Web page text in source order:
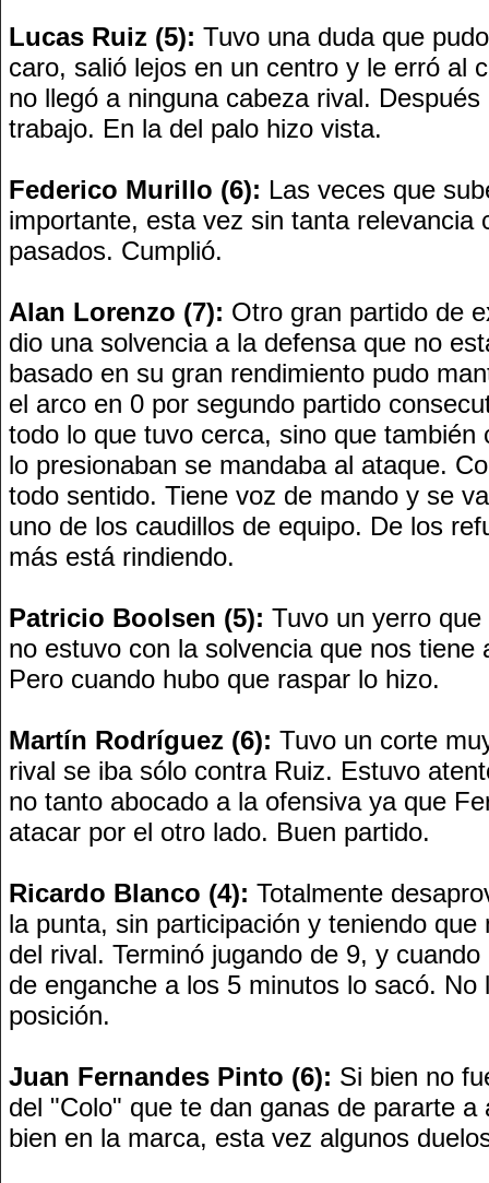
Lucas Ruiz (5): Tuvo una duda que
caro, salió lejos en un centro y le erró al
no llegó a ninguna cabeza rival.
trabajo. En la del palo hizo vista.
Federico Murillo (6): Las veces que
importante, esta vez sin tanta relevancia
pasados. Cumplió.
Alan Lorenzo (7): Otro gran partido de
dio una solvencia a la defensa que no
basado en su gran rendimiento pudo
el arco en 0 por segundo partido
todo lo que tuvo cerca, sino que también
lo presionaban se mandaba al ataque.
todo sentido. Tiene voz de mando y se
uno de los caudillos de equipo. De los
más está rindiendo.
Patricio Boolsen (5): Tuvo un yerro
no estuvo con la solvencia que nos tiene
Pero cuando hubo que raspar lo hizo.
Martín Rodríguez (6): Tuvo un corte
rival se iba sólo contra Ruiz. Estuvo
no tanto abocado a la ofensiva ya que
atacar por el otro lado. Buen partido.
Ricardo Blanco (4): Totalmente
la punta, sin participación y teniendo que
del rival. Terminó jugando de 9, y
de enganche a los 5 minutos lo sacó. No
posición.
Juan Fernandes Pinto (6): Si bien no
del "Colo" que te dan ganas de pararte a
bien en la marca, esta vez algunos